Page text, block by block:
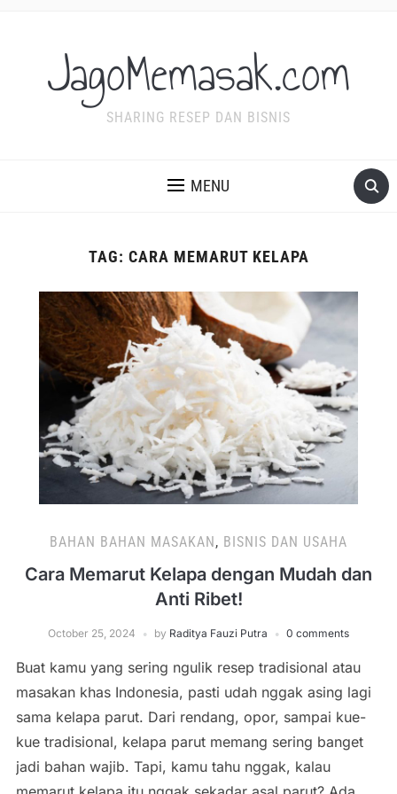
JagoMemasak.com
SHARING RESEP DAN BISNIS
MENU
TAG: CARA MEMARUT KELAPA
BAHAN BAHAN MASAKAN, BISNIS DAN USAHA
Cara Memarut Kelapa dengan Mudah dan
Anti Ribet!
October 25, 2024 by Raditya Fauzi Putra 0 comments
Buat kamu yang sering ngulik resep tradisional atau
masakan khas Indonesia, pasti udah nggak asing lagi
sama kelapa parut. Dari rendang, opor, sampai kue-
kue tradisional, kelapa parut memang sering banget
jadi bahan wajib. Tapi, kamu tahu nggak, kalau